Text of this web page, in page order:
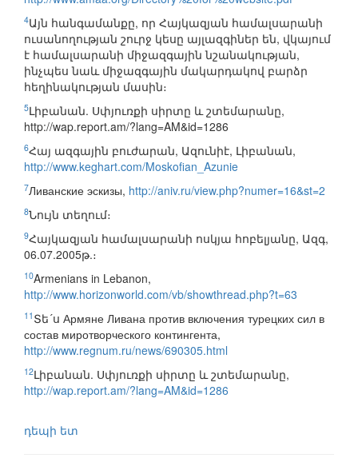
4Այն հանգամանքը, որ Հայկազյան համալսարանի
ուսանողության շուրջ կեսը այլազգիներ են, վկայում
է համալսարանի միջազգային նշանակության,
ինչպես նաև միջազգային մակարդակով բարձր
հեղինակության մասին։
5Լիբանան. Սփյուռքի սիրտը և շտեմարանը,
http://wap.report.am/?lang=AM&id=1286
6Հայ ազգային բուժարան, Ազունիէ, Լիբանան,
http://www.keghart.com/Moskofian_Azunie
7Ливанские эскизы, http://aniv.ru/view.php?numer=16&st=2
8Նույն տեղում։
9Հայկազյան համալսարանի ոսկյա հոբելյանը, Ազգ,
06.07.2005թ.։
10Armenians in Lebanon,
http://www.horizonworld.com/vb/showthread.php?t=63
11 Տե´ս Армяне Ливана против включения турецких сил в
состав миротворческого контингента,
http://www.regnum.ru/news/690305.html
12Լիբանան. Սփյուռքի սիրտը և շտեմարանը,
http://wap.report.am/?lang=AM&id=1286
դեպի ետ